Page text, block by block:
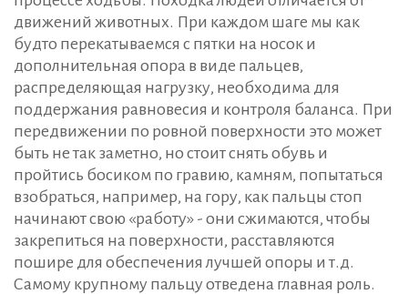
движений животных. При каждом шаге мы как
будто перекатываемся с пятки на носок и
дополнительная опора в виде пальцев,
распределяющая нагрузку, необходима для
поддержания равновесия и контроля баланса. При
передвижении по ровной поверхности это может
быть не так заметно, но стоит снять обувь и
пройтись босиком по гравию, камням, попытаться
взобраться, например, на гору, как пальцы стоп
начинают свою «работу» - они сжимаются, чтобы
закрепиться на поверхности, расставляются
пошире для обеспечения лучшей опоры и т.д.
Самому крупному пальцу отведена главная роль.